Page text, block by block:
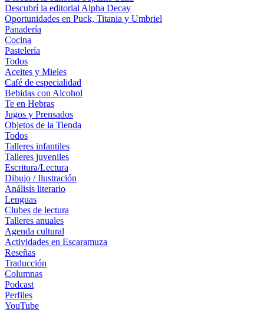
Descubrí la editorial Alpha Decay
Oportunidades en Puck, Titania y Umbriel
Panadería
Cocina
Pastelería
Todos
Aceites y Mieles
Café de especialidad
Bebidas con Alcohol
Te en Hebras
Jugos y Prensados
Objetos de la Tienda
Todos
Talleres infantiles
Talleres juveniles
Escritura/Lectura
Dibujo / Ilustración
Análisis literario
Lenguas
Clubes de lectura
Talleres anuales
Agenda cultural
Actividades en Escaramuza
Reseñas
Traducción
Columnas
Podcast
Perfiles
YouTube